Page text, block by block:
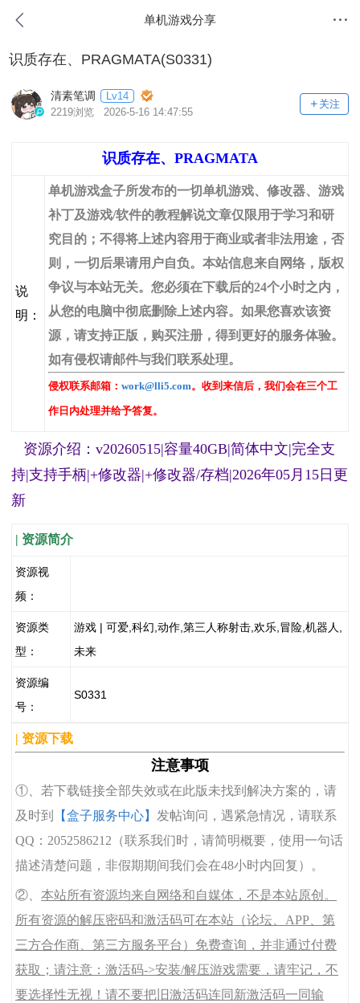
单机游戏分享
识质存在、PRAGMATA(S0331)
清素笔调
Lv14
2219浏览 2026-5-16 14:47:55
关注
识质存在、PRAGMATA
说
明：
单机游戏盒子所发布的一切单机游戏、修改器、游戏
补丁及游戏/软件的教程解说文章仅限用于学习和研
究目的；不得将上述内容用于商业或者非法用途，否
则，一切后果请用户自负。本站信息来自网络，版权
争议与本站无关。您必须在下载后的24个小时之内，
从您的电脑中彻底删除上述内容。如果您喜欢该资
源，请支持正版，购买注册，得到更好的服务体验。
如有侵权请邮件与我们联系处理。
侵权联系邮箱： work@lli5.com。收到来信后，我们会在三个工
作日内处理并给予答复。
资源介绍：v20260515|容量40GB|简体中文|完全支
持|支持手柄|+修改器|+修改器/存档|2026年05月15日更
新
| 资源简介
资源视
频：
资源类
型：
游戏 | 可爱,科幻,动作,第三人称射击,欢乐,冒险,机器人,
未来
资源编
号：
S0331
| 资源下载
注意事项
①、若下载链接全部失效或在此版未找到解决方案的，请
及时到
【盒子服务中心】 发帖询问，遇紧急情况，请联系
QQ：2052586212（联系我们时，请简明概要，使用一句话
描述清楚问题，非假期期间我们会在48小时内回复）。
②、 本站所有资源均来自网络和自媒体，不是本站原创。
所有资源的解压密码和激活码可在本站（论坛、APP、第
三方合作商、第三方服务平台）免费查询，并非通过付费
获取；请注意：激活码->安装/解压游戏需要，请牢记，不
要选择性无视！请不要把旧激活码连同新激活码一同输